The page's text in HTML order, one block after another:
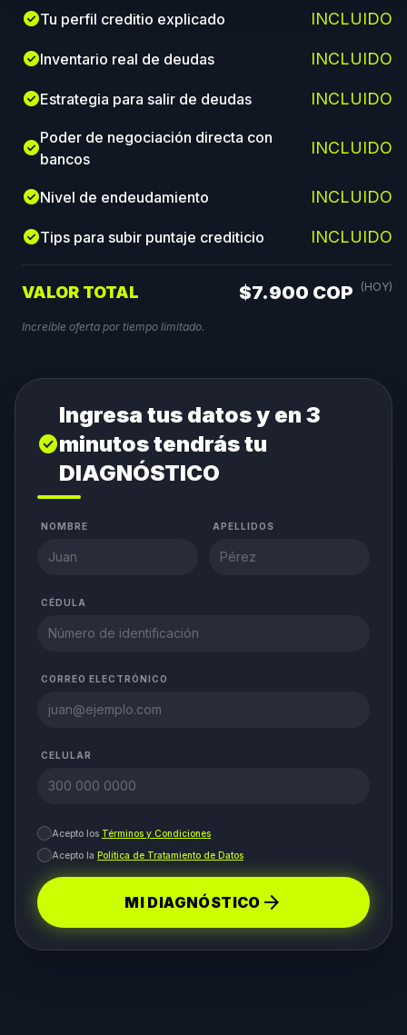
check_circleTu perfil creditio explicado INCLUIDO
check_circleInventario real de deudas INCLUIDO
check_circleEstrategia para salir de deudas INCLUIDO
check_circlePoder de negociación directa con
bancos
INCLUIDO
check_circleNivel de endeudamiento INCLUIDO
check_circleTips para subir puntaje crediticio INCLUIDO
VALOR TOTAL $7.900 COP (HOY)
Increíble oferta por tiempo limitado.
check_circle
Ingresa tus datos y en 3
minutos tendrás tu
DIAGNÓSTICO
NOMBRE APELLIDOS
CÉDULA
CORREO ELECTRÓNICO
CELULAR
Acepto los Términos y Condiciones
Acepto la Política de Tratamiento de Datos
MI DIAGNÓSTICO arrow_forward